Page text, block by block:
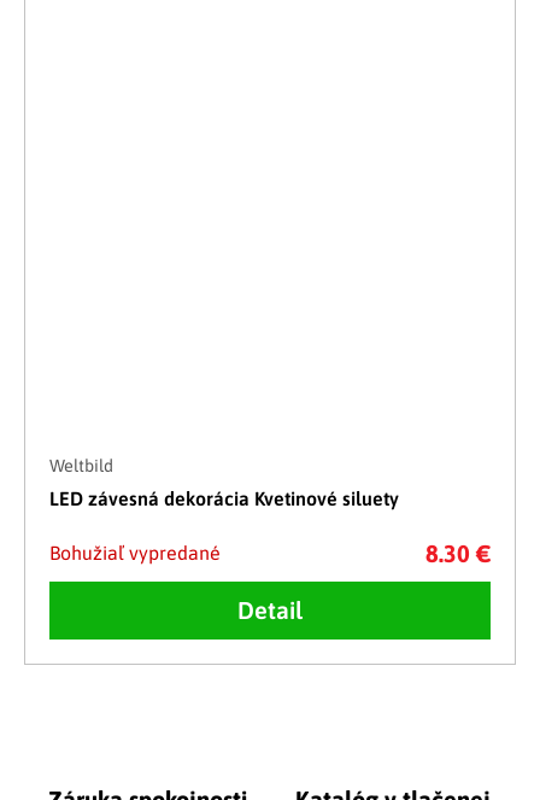
Weltbild
LED závesná dekorácia Kvetinové siluety
Bohužiaľ vypredané 8.30 €
Detail